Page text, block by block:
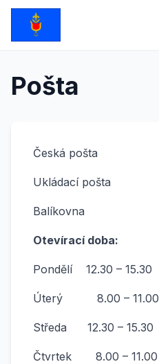
Pošta
Česká pošta
Ukládací pošta
Balíkovna
Otevírací doba:
Pondělí 12.30 – 15.30
Úterý 8.00 – 11.00
Středa 12.30 – 15.30
Čtvrtek 8.00 – 11.00